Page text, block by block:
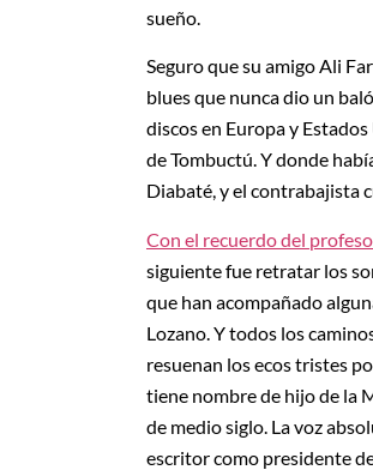
sueño.
Seguro que su amigo Ali
blues que nunca dio un
discos en Europa y
de Tombuctú. Y donde
Diabaté, y el contrabajista
Con el recuerdo del
siguiente fue retratar los
que han acompañado
Lozano. Y todos los
resuenan los ecos tristes
tiene nombre de hijo de la
de medio siglo. La voz
escritor como presidente